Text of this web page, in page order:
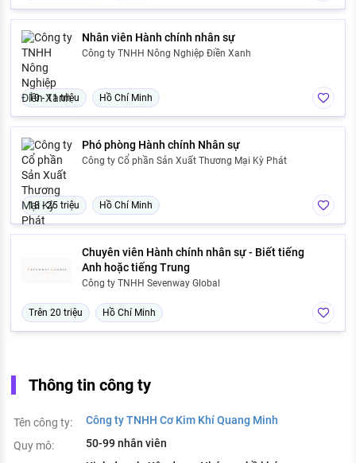
Nhân viên Hành chính nhân sự
Công ty TNHH Nông Nghiệp Điền Xanh
10 - 11 triệu Hồ Chí Minh
Phó phòng Hành chính Nhân sự
Công ty Cổ phần Sản Xuất Thương Mại Kỳ Phát
18 - 25 triệu Hồ Chí Minh
Chuyên viên Hành chính nhân sự - Biết tiếng
Anh hoặc tiếng Trung
Công ty TNHH Sevenway Global
Trên 20 triệu Hồ Chí Minh
Thông tin công ty
Tên công ty:
Công ty TNHH Cơ Kim Khí Quang Minh
Quy mô:
50-99 nhân viên